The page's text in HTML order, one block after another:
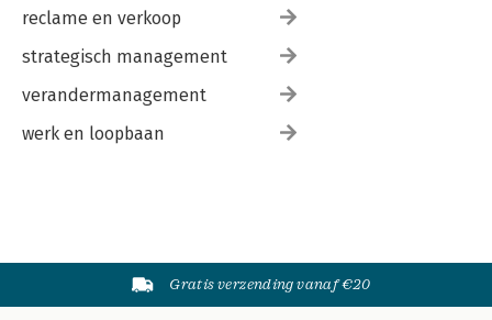
reclame en verkoop
strategisch management
verandermanagement
werk en loopbaan
Gratis verzending vanaf €20